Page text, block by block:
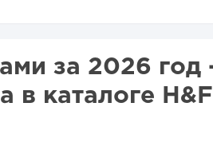
за 2026 год
в каталоге H&F